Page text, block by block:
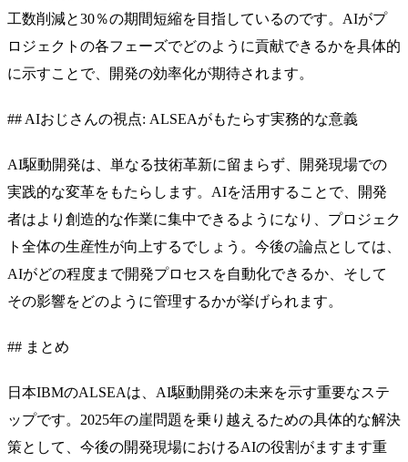
工数削減と30％の期間短縮を目指しているのです。AIがプ
ロジェクトの各フェーズでどのように貢献できるかを具体的
に示すことで、開発の効率化が期待されます。
## AIおじさんの視点: ALSEAがもたらす実務的な意義
AI駆動開発は、単なる技術革新に留まらず、開発現場での
実践的な変革をもたらします。AIを活用することで、開発
者はより創造的な作業に集中できるようになり、プロジェク
ト全体の生産性が向上するでしょう。今後の論点としては、
AIがどの程度まで開発プロセスを自動化できるか、そして
その影響をどのように管理するかが挙げられます。
## まとめ
日本IBMのALSEAは、AI駆動開発の未来を示す重要なステ
ップです。2025年の崖問題を乗り越えるための具体的な解決
策として、今後の開発現場におけるAIの役割がますます重